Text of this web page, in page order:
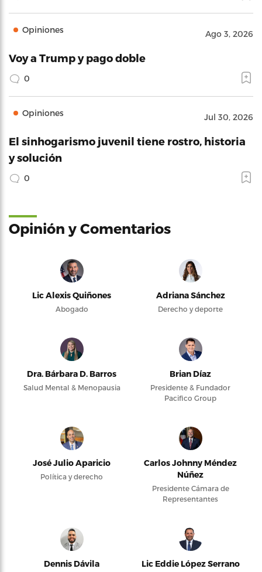
Opiniones Ago 3, 2026
Voy a Trump y pago doble
0
Opiniones Jul 30, 2026
El sinhogarismo juvenil tiene rostro, historia
y solución
0
Opinión y Comentarios
Lic Alexis Quiñones
Abogado
Adriana Sánchez
Derecho y deporte
Dra. Bárbara D. Barros
Salud Mental & Menopausia
Brian Díaz
Presidente & Fundador
Pacifico Group
José Julio Aparicio
Política y derecho
Carlos Johnny Méndez
Núñez
Presidente Cámara de
Representantes
Dennis Dávila Lic Eddie López Serrano